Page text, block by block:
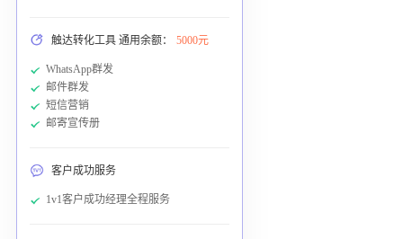
触达转化工具 通用余额： 5000元
WhatsApp群发
邮件群发
短信营销
邮寄宣传册
客户成功服务
1v1客户成功经理全程服务